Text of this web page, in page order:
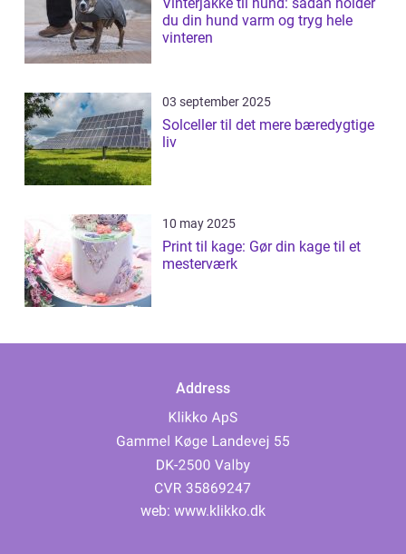
du din hund varm og tryg hele
vinteren
03 september 2025
Solceller til det mere bæredygtige
liv
10 may 2025
Print til kage: Gør din kage til et
mesterværk
Address
web: www.klikko.dk